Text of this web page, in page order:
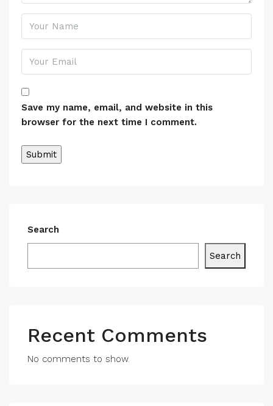
Save my name, email, and website in this
browser for the next time I comment.
Search
Search
Recent Comments
No comments to show.